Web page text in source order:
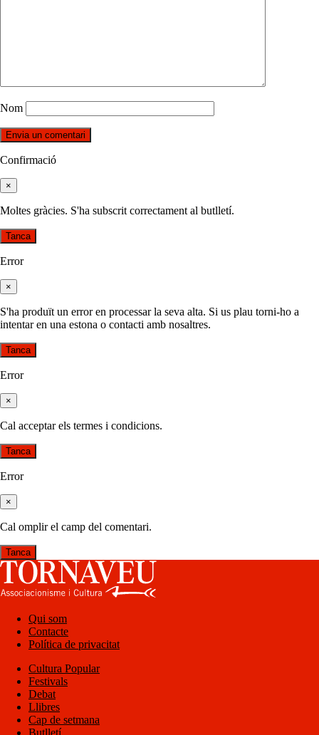
Nom
Confirmació
×
Moltes gràcies. S'ha subscrit correctament al butlletí.
Tanca
Error
×
S'ha produït un error en processar la seva alta. Si us plau torni-ho a
intentar en una estona o contacti amb nosaltres.
Tanca
Error
×
Cal acceptar els termes i condicions.
Tanca
Error
×
Cal omplir el camp del comentari.
Tanca
Qui som
Contacte
Política de privacitat
Cultura Popular
Festivals
Debat
Llibres
Cap de setmana
Butlletí